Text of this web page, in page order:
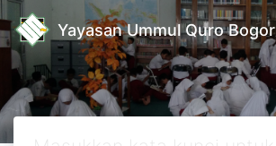
Yayasan Ummul Quro Bogor